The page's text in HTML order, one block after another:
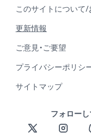
このサイトについて
更新情報
ご意見・ご要望
プライバシーポリシ
サイトマップ
フォロー